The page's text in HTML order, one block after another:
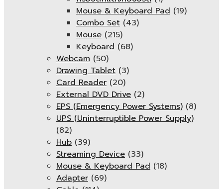
Mouse & Keyboard Pad (19)
Combo Set (43)
Mouse (215)
Keyboard (68)
Webcam (50)
Drawing Tablet (3)
Card Reader (20)
External DVD Drive (2)
EPS (Emergency Power Systems) (8)
UPS (Uninterruptible Power Supply)
(82)
Hub (39)
Streaming Device (33)
Mouse & Keyboard Pad (18)
Adapter (69)